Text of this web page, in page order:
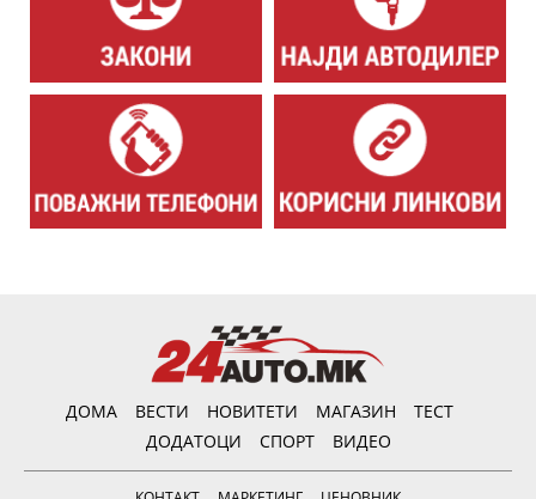
ДОМА ВЕСТИ НОВИТЕТИ МАГАЗИН
ТЕСТ
ДОДАТОЦИ
СПОРТ ВИДЕО